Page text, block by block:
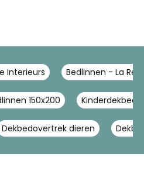
Interieurs Bedlinnen - La
150x200
Dekbedovertrek dieren